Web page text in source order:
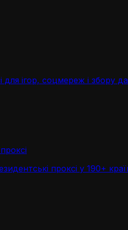
для ігор, соцмереж і збору
проксі у 190+